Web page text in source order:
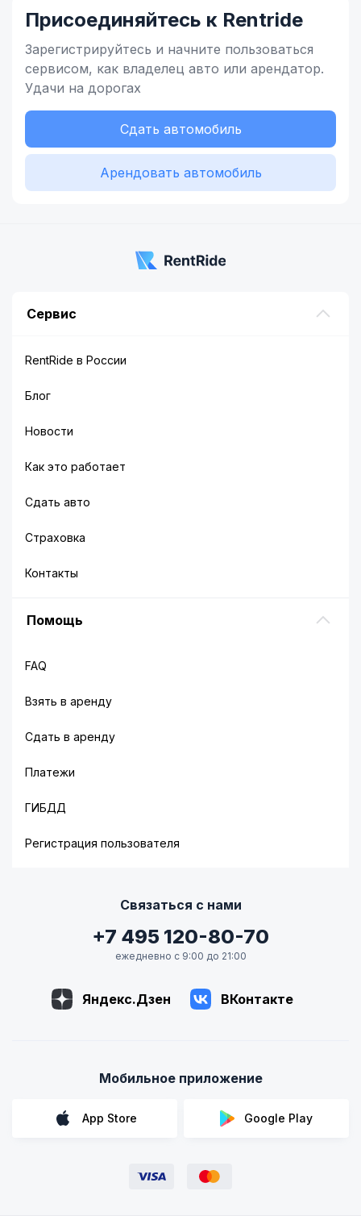
Присоединяйтесь к Rentride
Зарегистрируйтесь и начните пользоваться
сервисом, как владелец авто или арендатор.
Удачи на дорогах
Сдать автомобиль
Арендовать автомобиль
Сервис
RentRide в России
Блог
Новости
Как это работает
Сдать авто
Страховка
Контакты
Помощь
FAQ
Взять в аренду
Сдать в аренду
Платежи
ГИБДД
Регистрация пользователя
Связаться с нами
+7 495 120-80-70
ежедневно с 9:00 до 21:00
Яндекс.Дзен ВКонтакте
Мобильное приложение
App Store Google Play